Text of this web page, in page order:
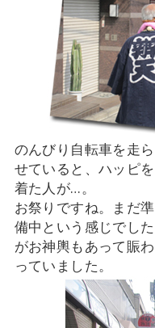
のんびり自転車を走ら
せていると、ハッピを
着た人が…。
お祭りですね。まだ準
備中という感じでした
がお神輿もあって賑わ
っていました。